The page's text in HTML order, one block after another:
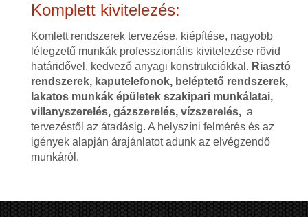
Komplett kivitelezés:
Komlett rendszerek tervezése, kiépítése, nagyobb
lélegzetű munkák professzionális kivitelezése rövid
határidővel, kedvező anyagi konstrukciókkal. Riasztó
rendszerek, kaputelefonok, beléptető rendszerek,
lakatos munkák épületek szakipari munkálatai,
villanyszerelés, gázszerelés, vízszerelés,a
tervezéstől az átadásig. A helyszíni felmérés és az
igények alapján árajánlatot adunk az elvégzendő
munkáról.